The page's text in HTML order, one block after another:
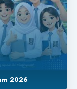
2026